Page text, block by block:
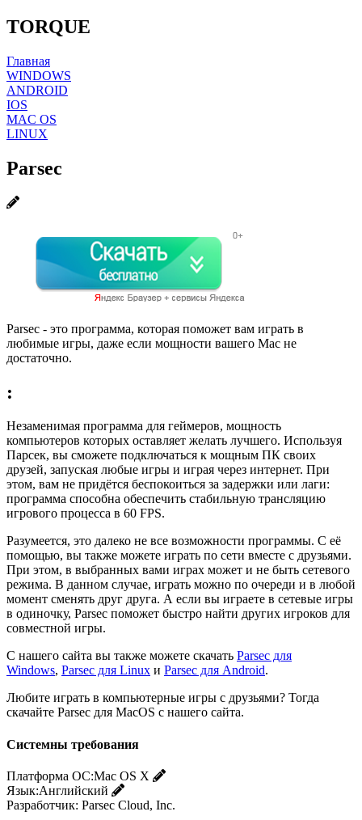
TORQUE
Главная
WINDOWS
ANDROID
IOS
MAC OS
LINUX
Parsec
Parsec - это программа, которая поможет вам играть в
любимые игры, даже если мощности вашего Mac не
достаточно.
:
Незаменимая программа для геймеров, мощность
компьютеров которых оставляет желать лучшего. Используя
Парсек, вы сможете подключаться к мощным ПК своих
друзей, запуская любые игры и играя через интернет. При
этом, вам не придётся беспокоиться за задержки или лаги:
программа способна обеспечить стабильную трансляцию
игрового процесса в 60 FPS.
Разумеется, это далеко не все возможности программы. С её
помощью, вы также можете играть по сети вместе с друзьями.
При этом, в выбранных вами играх может и не быть сетевого
режима. В данном случае, играть можно по очереди и в любой
момент сменять друг друга. А если вы играете в сетевые игры
в одиночку, Parsec поможет быстро найти других игроков для
совместной игры.
С нашего сайта вы также можете скачать Parsec для
Windows, Parsec для Linux и Parsec для Android.
Любите играть в компьютерные игры с друзьями? Тогда
скачайте Parsec для MacOS с нашего сайта.
Системны требования
Платформа ОС:Mac OS X
Язык:Английский
Разработчик: Parsec Cloud, Inc.